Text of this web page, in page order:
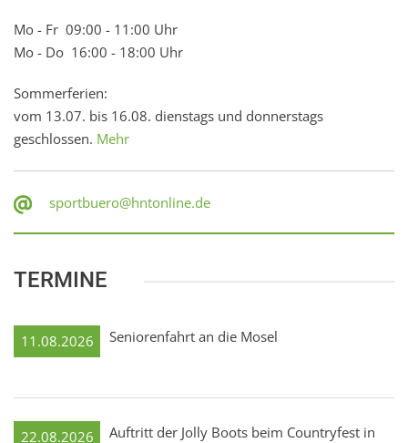
Mo - Fr 09:00 - 11:00 Uhr
Mo - Do 16:00 - 18:00 Uhr
Sommerferien:
vom 13.07. bis 16.08. dienstags und donnerstags
geschlossen. Mehr
sportbuero@hntonline.de
TERMINE
11.08.2026 Seniorenfahrt an die Mosel
22.08.2026
Auftritt der Jolly Boots beim Countryfest in